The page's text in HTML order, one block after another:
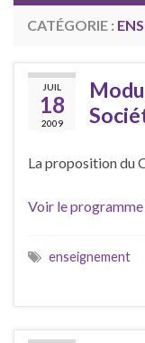
CATÉGORIE :
JUIL
18
2009
La proposition du
Voir le
enseignement